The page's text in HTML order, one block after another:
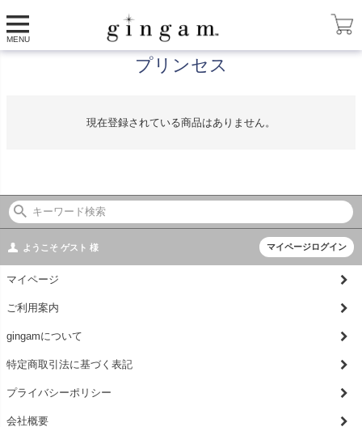
MENU
HOME
プリンセス
現在登録されている商品はありません。
ようこそ ゲスト 様 マイページログイン
マイページ
ご利用案内
gingamについて
特定商取引法に基づく表記
プライバシーポリシー
会社概要